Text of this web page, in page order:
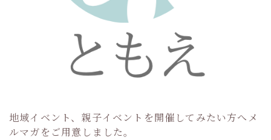
地域イベント、親子イベントを開催してみたい方へメ
ルマガをご用意しました。